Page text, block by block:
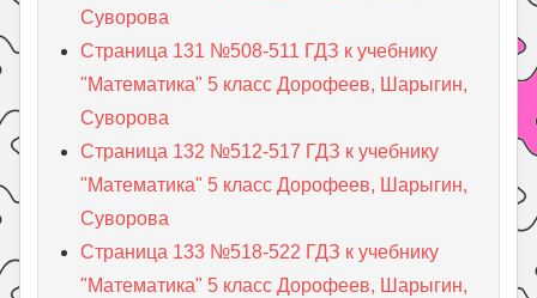
Суворова
Страница 131 №508-511 ГДЗ к учебнику
"Математика" 5 класс Дорофеев, Шарыгин,
Суворова
Страница 132 №512-517 ГДЗ к учебнику
"Математика" 5 класс Дорофеев, Шарыгин,
Суворова
Страница 133 №518-522 ГДЗ к учебнику
"Математика" 5 класс Дорофеев, Шарыгин,